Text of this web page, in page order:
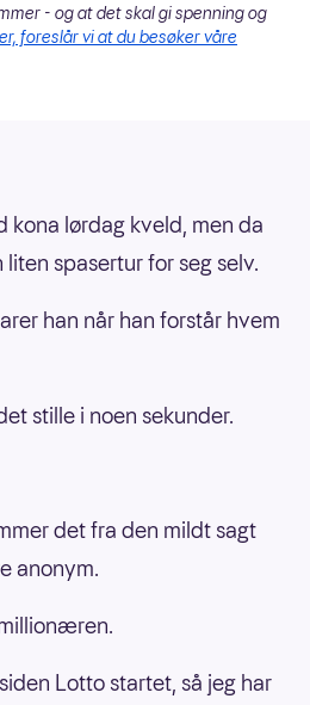
- og at det skal gi spenning og
foreslår vi at du besøker våre
lørdag kveld, men da
spasertur for seg selv.
han når han forstår hvem
stille i noen sekunder.
det fra den mildt sagt
anonym.
Lotto startet, så jeg har